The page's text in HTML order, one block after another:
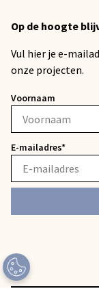
Op de hoogte
Vul hier je e-
onze projecten.
Voornaam
E-mailadres*